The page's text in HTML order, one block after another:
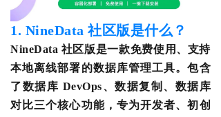
1. NineData 社区版是什么？
NineData 社区版是一款免费使用、支持
本地离线部署的数据库管理工具。包含
了数据库 DevOps、数据复制、数据库
对比三个核心功能，专为开发者、初创